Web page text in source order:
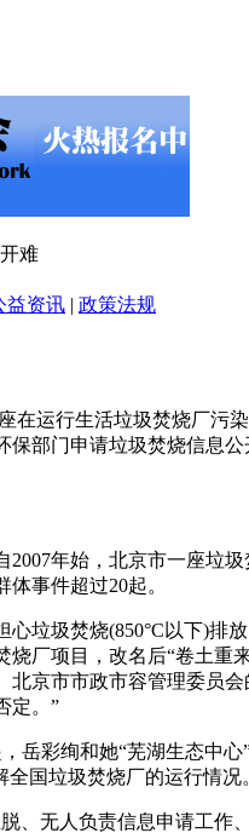
难
益资讯 | 政策法规
在运行生活垃圾焚烧厂
部门申请垃圾焚烧信息
年始，北京市一座
事件超过20起。
垃圾焚烧(850°C以下)
厂项目，改名后“卷土
京市市政市容管理委员
定。”
岳彩绚和她“芜湖生态中
国垃圾焚烧厂的运行情
、无人负责信息申请工